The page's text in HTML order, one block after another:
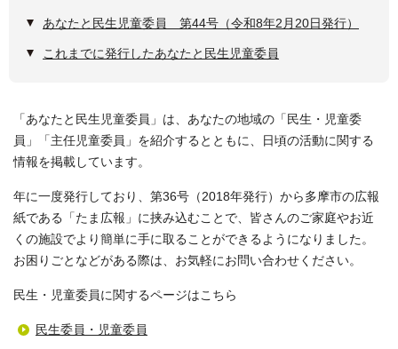
あなたと民生児童委員 第44号（令和8年2月20日発行）
これまでに発行したあなたと民生児童委員
「あなたと民生児童委員」は、あなたの地域の「民生・児童委
員」「主任児童委員」を紹介するとともに、日頃の活動に関する
情報を掲載しています。
年に一度発行しており、第36号（2018年発行）から多摩市の広報
紙である「たま広報」に挟み込むことで、皆さんのご家庭やお近
くの施設でより簡単に手に取ることができるようになりました。
お困りごとなどがある際は、お気軽にお問い合わせください。
民生・児童委員に関するページはこちら
民生委員・児童委員